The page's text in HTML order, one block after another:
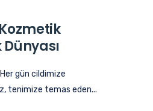
gün cildimize
tenimize temas eden...